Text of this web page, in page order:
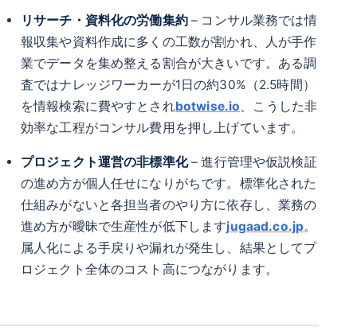
リサーチ・資料化の労働集約– コンサル業務では情
報収集や資料作成に多くの工数が割かれ、人が手作
業でデータを集め整える割合が大きいです。ある調
査ではナレッジワーカーが1日の約30%（2.5時間）
を情報検索に費やすとされbotwise.io、こうした非
効率な工程がコンサル費用を押し上げています。
プロジェクト運営の非標準化– 進行管理や仮説検証
の進め方が個人任せになりがちです。標準化された
仕組みがないと各担当者のやり方に依存し、業務の
進め方が曖昧で生産性が低下しますjugaad.co.jp。
属人化による手戻りや漏れが発生し、結果としてプ
ロジェクト全体のコスト高につながります。